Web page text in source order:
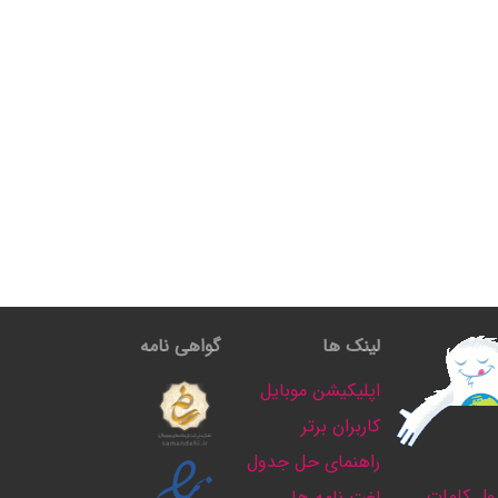
لینک ها
اپلیکیشن موبایل
کاربران برتر
راهنمای حل جدول
گواهی نامه